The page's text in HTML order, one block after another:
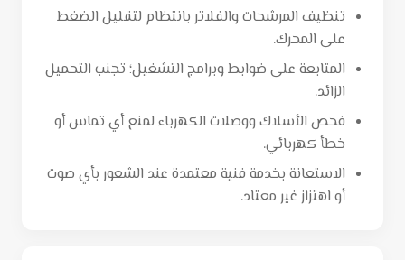
تنظيف المرشحات والفلاتر بانتظام لتقليل الضغط
على المحرك.
المتابعة على ضوابط وبرامج التشغيل؛ تجنب التحميل
الزائد.
فحص الأسلاك ووصلات الكهرباء لمنع أي تماس أو
خطأ كهربائي.
الاستعانة بخدمة فنية معتمدة عند الشعور بأي صوت
أو اهتزاز غير معتاد.